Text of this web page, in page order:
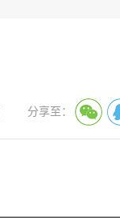
分享至：